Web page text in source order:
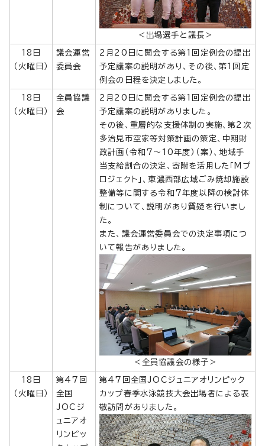
＜出場選手と議長＞
18日
（火曜日）
議会運営
委員会
2月20日に開会する第1回定例会の提出
予定議案の説明があり、その後、第1回定
例会の日程を決定しました。
18日
（火曜日）
全員協議
会
2月20日に開会する第1回定例会の提出
予定議案の説明がありました。
その後、重層的な支援体制の実施、第2次
多治見市空家等対策計画の策定、中期財
政計画（令和7～10年度）（案）、地域手
当支給割合の決定、寄附を活用した「Mプ
ロジェクト」、東濃西部広域ごみ焼却施設
整備等に関する令和7年度以降の検討体
制について、説明があり質疑を行いまし
た。
また、議会運営委員会での決定事項につ
いて報告がありました。
＜全員協議会の様子＞
18日
（火曜日）
第47回
全国
JOCジ
ュニアオ
リンピッ
第47回全国JOCジュニアオリンピック
カップ春季水泳競技大会出場者による表
敬訪問がありました。